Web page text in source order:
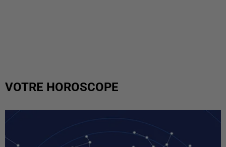
VOTRE HOROSCOPE